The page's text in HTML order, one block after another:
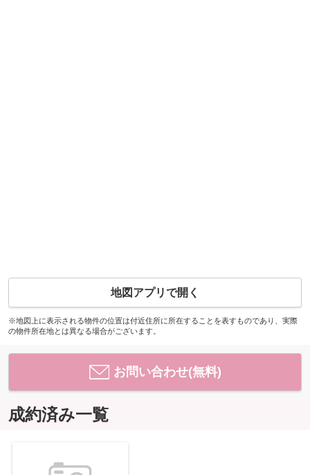
地図アプリで開く
※地図上に表示される物件の位置は付近住所に所在することを表すものであり、実際
の物件所在地とは異なる場合がございます。
お問い合わせ(無料)
成約済み一覧